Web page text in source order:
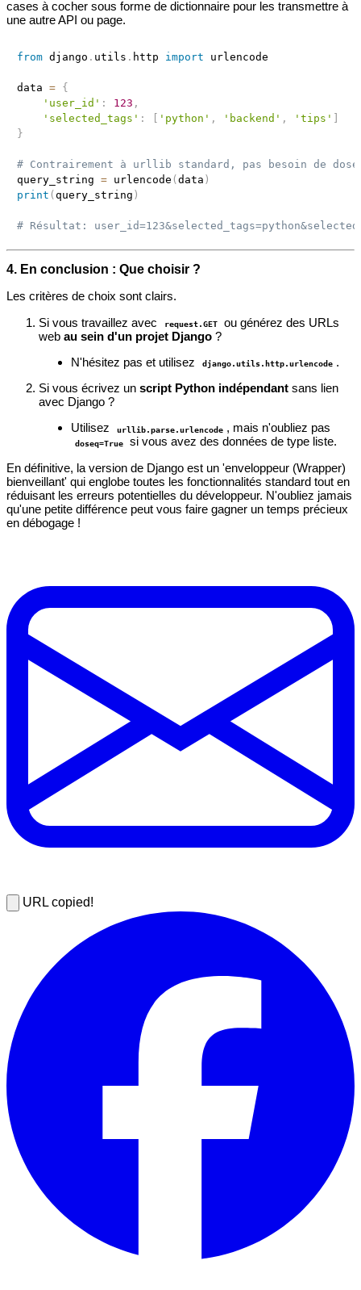
cases à cocher sous forme de dictionnaire pour les transmettre à
une autre API ou page.
from django . utils . http import urlencode
data =
{
'user_id' : 123 ,
'selected_tags' : [ 'python' , 'backend' , 'tips' ]
}
# Contrairement à urllib standard, pas besoin de
query_string = urlencode (data )
print (query_string )
# Résultat:
4. En conclusion : Que choisir ?
Les critères de choix sont clairs.
Si vous travaillez avec
request.GET
ou générez des URLs
web au sein d'un projet Django ?
N'hésitez pas et utilisez
django.utils.http.urlencode .
Si vous écrivez un script Python indépendant sans lien
avec Django ?
Utilisez
urllib.parse.urlencode , mais n'oubliez pas
doseq=True
si vous avez des données de type liste.
En définitive, la version de Django est un 'enveloppeur (Wrapper)
bienveillant' qui englobe toutes les fonctionnalités standard tout en
réduisant les erreurs potentielles du développeur. N'oubliez jamais
qu'une petite différence peut vous faire gagner un temps précieux
en débogage !
URL copied!